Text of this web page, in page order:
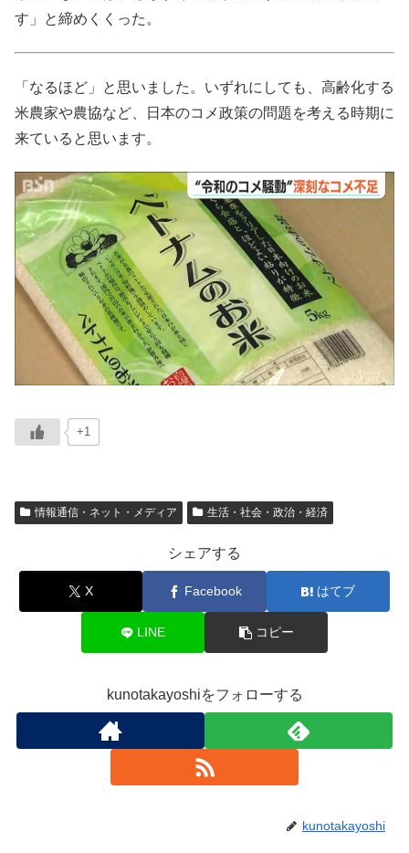
す」と締めくくった。
「なるほど」と思いました。いずれにしても、高齢化する
米農家や農協など、日本のコメ政策の問題を考える時期に
来ていると思います。
+1
情報通信・ネット・メディア 生活・社会・政治・経済
シェアする
X Facebook はてブ
LINE コピー
kunotakayoshiをフォローする
kunotakayoshi